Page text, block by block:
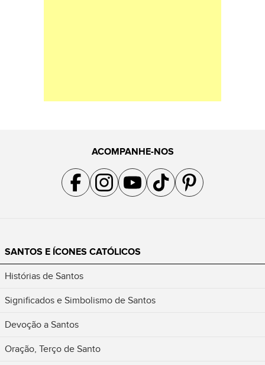
ACOMPANHE-NOS
Acompanhe a gente no Facebook
Acompanhe a gente no Instagram
Acompanhe a gente no YouTube
Acompanhe a gente no TikTok
Acompanhe a gente no
SANTOS E ÍCONES CATÓLICOS
Histórias de Santos
Significados e Simbolismo de Santos
Devoção a Santos
Oração, Terço de Santo